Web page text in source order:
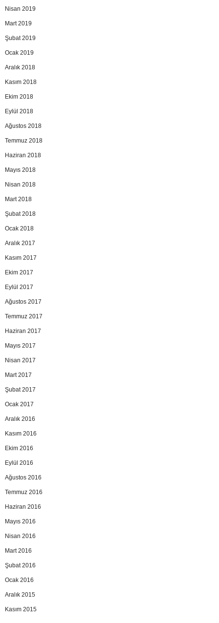
Nisan 2019
Mart 2019
Şubat 2019
Ocak 2019
Aralık 2018
Kasım 2018
Ekim 2018
Eylül 2018
Ağustos 2018
Temmuz 2018
Haziran 2018
Mayıs 2018
Nisan 2018
Mart 2018
Şubat 2018
Ocak 2018
Aralık 2017
Kasım 2017
Ekim 2017
Eylül 2017
Ağustos 2017
Temmuz 2017
Haziran 2017
Mayıs 2017
Nisan 2017
Mart 2017
Şubat 2017
Ocak 2017
Aralık 2016
Kasım 2016
Ekim 2016
Eylül 2016
Ağustos 2016
Temmuz 2016
Haziran 2016
Mayıs 2016
Nisan 2016
Mart 2016
Şubat 2016
Ocak 2016
Aralık 2015
Kasım 2015